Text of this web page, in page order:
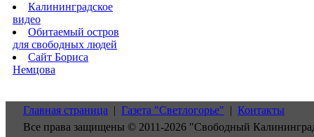
Калининградское
видео
Обитаемый остров
для свободных людей
Сайт Бориса
Немцова
Главная страница | Газета "Светлогорье" | Контакты
Все права защищены © 2011-2026 "Свободный